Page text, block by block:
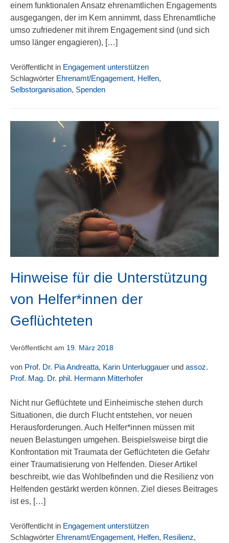
einem funktionalen Ansatz ehrenamtlichen Engagements
ausgegangen, der im Kern annimmt, dass Ehrenamtliche
umso zufriedener mit ihrem Engagement sind (und sich
umso länger engagieren), […]
Veröffentlicht in Engagement unterstützen
Schlagwörter Ehrenamt/Engagement, Helfen,
Selbstorganisation, Spenden
Hinweise für die Unterstützung
von Helfer*innen der
Geflüchteten
Veröffentlicht am 19. März 2018
von Prof. Dr. Pia Andreatta, Karin Unterluggauer und assoz.
Prof. Mag. Dr. phil. Hermann Mitterhofer
Nicht nur Geflüchtete und Einheimische stehen durch
Situationen, die durch Flucht entstehen, vor neuen
Herausforderungen. Auch Helfer*innen müssen mit
neuen Belastungen umgehen. Beispielsweise birgt die
Konfrontation mit Traumata der Geflüchteten die Gefahr
einer Traumatisierung von Helfenden. Dieser Artikel
beschreibt, wie das Wohlbefinden und die Resilienz von
Helfenden gestärkt werden können. Ziel dieses Beitrages
ist es, […]
Veröffentlicht in Engagement unterstützen
Schlagwörter Ehrenamt/Engagement, Helfen, Resilienz,